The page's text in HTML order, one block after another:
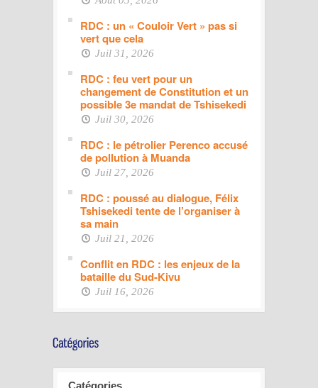
RDC : un « Couloir Vert » pas si
vert que cela
Juil 31, 2026
RDC : feu vert pour un
changement de Constitution et un
possible 3e mandat de Tshisekedi
Juil 30, 2026
RDC : le pétrolier Perenco accusé
de pollution à Muanda
Juil 27, 2026
RDC : poussé au dialogue, Félix
Tshisekedi tente de l’organiser à
sa main
Juil 21, 2026
Conflit en RDC : les enjeux de la
bataille du Sud-Kivu
Juil 16, 2026